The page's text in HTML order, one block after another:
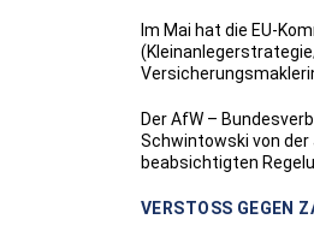
Im Mai hat die EU-
Der AfW –
Schwintowski von
beabsichtigten
VERSTOSS GEGEN